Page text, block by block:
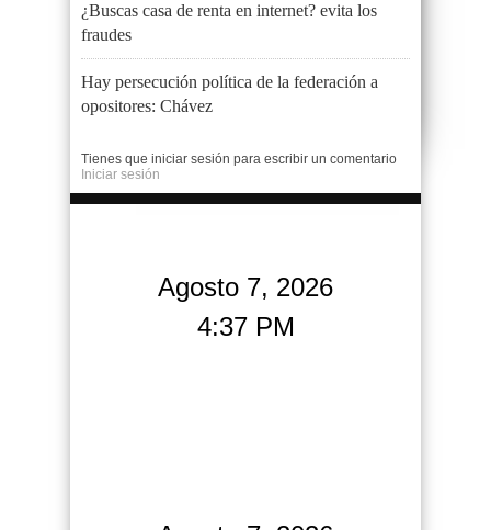
¿Buscas casa de renta en internet? evita los
fraudes
Hay persecución política de la federación a
opositores: Chávez
Tienes que iniciar sesión para escribir un comentario
Iniciar sesión
Agosto 7, 2026
4:37 PM